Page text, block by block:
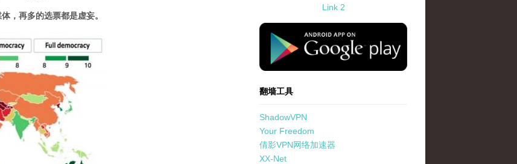
，再多的选票都是虚妄。
Link 2
standard-icon-googleplay-app-store.png
翻墙工具
ShadowVPN
Your Freedom
倩影VPN网络加速器
XX-Net